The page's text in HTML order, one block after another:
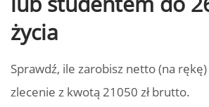
życia
Sprawdź, ile zarobisz netto (na
zlecenie z kwotą 21050 zł brutto.